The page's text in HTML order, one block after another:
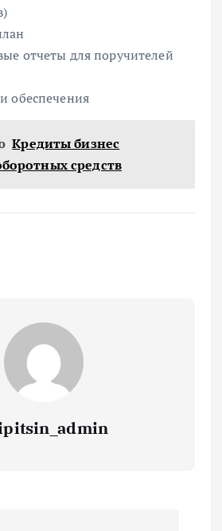
отчеты для поручителей
обеспечения
Кредиты бизнес
средств